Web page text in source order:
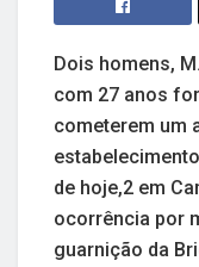
Dois homens,
com 27 anos
cometerem um
de hoje,2 em
ocorrência por
guarnição da